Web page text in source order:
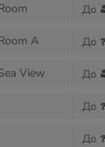
До
A До
View До
До
До